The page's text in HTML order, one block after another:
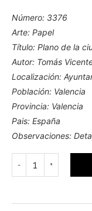
Número: 3376
Arte: Papel
Título: Plano de la
Autor: Tomás
Localización:
Población: Valencia
Provincia: Valencia
Pais: España
Observaciones: